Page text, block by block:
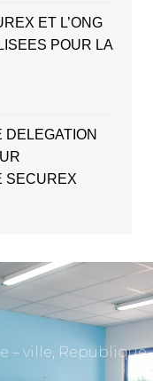
ET L’ONG
POUR LA
DELEGATION
SECUREX
– ville, Republique